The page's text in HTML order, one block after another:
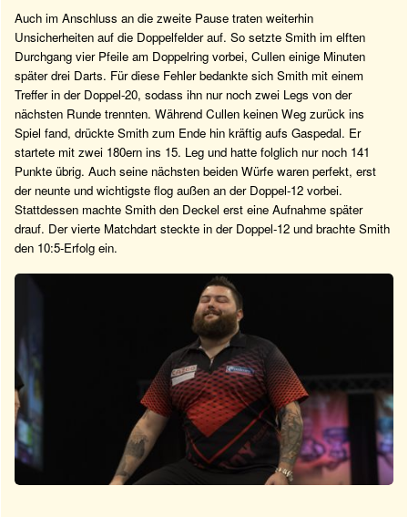
Auch im Anschluss an die zweite Pause traten weiterhin
Unsicherheiten auf die Doppelfelder auf. So setzte Smith im elften
Durchgang vier Pfeile am Doppelring vorbei, Cullen einige Minuten
später drei Darts. Für diese Fehler bedankte sich Smith mit einem
Treffer in der Doppel-20, sodass ihn nur noch zwei Legs von der
nächsten Runde trennten. Während Cullen keinen Weg zurück ins
Spiel fand, drückte Smith zum Ende hin kräftig aufs Gaspedal. Er
startete mit zwei 180ern ins 15. Leg und hatte folglich nur noch 141
Punkte übrig. Auch seine nächsten beiden Würfe waren perfekt, erst
der neunte und wichtigste flog außen an der Doppel-12 vorbei.
Stattdessen machte Smith den Deckel erst eine Aufnahme später
drauf. Der vierte Matchdart steckte in der Doppel-12 und brachte Smith
den 10:5-Erfolg ein.